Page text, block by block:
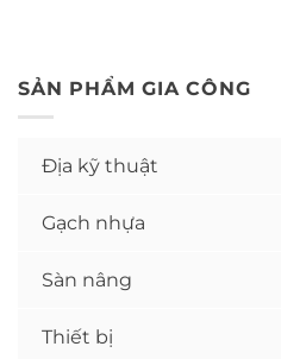
SẢN PHẨM GIA CÔNG
Địa kỹ thuật
Gạch nhựa
Sàn nâng
Thiết bị